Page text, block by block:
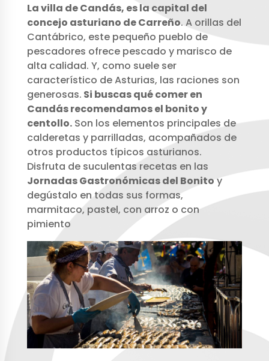
La villa de Candás, es la capital del
concejo asturiano de Carreño. A orillas del
Cantábrico, este pequeño pueblo de
pescadores ofrece pescado y marisco de
alta calidad. Y, como suele ser
característico de Asturias, las raciones son
generosas. Si buscas qué comer en
Candás recomendamos el bonito y
centollo.Son los elementos principales de
calderetas y parrilladas, acompañados de
otros productos típicos asturianos.
Disfruta de suculentas recetas en las
Jornadas Gastronómicas del Bonitoy
degústalo en todas sus formas,
marmitaco, pastel, con arroz o con
pimiento